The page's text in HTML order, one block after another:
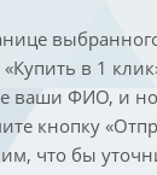
в 1
ваши ФИО, и
кнопку
что бы